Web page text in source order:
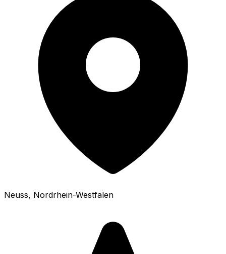
Neuss, Nordrhein-Westfalen